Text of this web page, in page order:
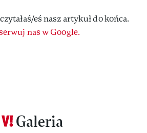
eś nasz artykuł do końca.
nas w Google.
Galeria